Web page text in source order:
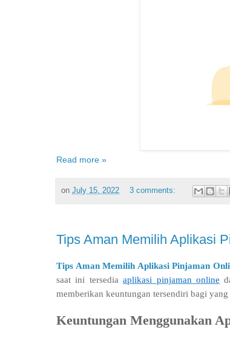
Read more »
on July 15, 2022 3 comments:
Tips Aman Memilih Aplikasi
Tips Aman Memilih Aplikasi Pinjaman
saat ini tersediaaplikasi pinjaman online
memberikan keuntungan tersendiri bagi
Keuntungan Menggunakan